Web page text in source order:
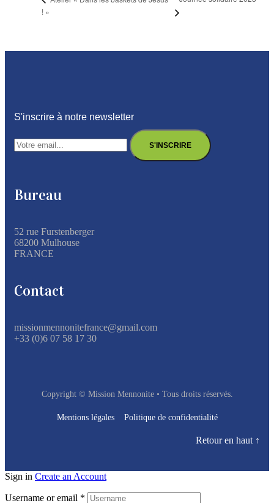
! »
S'inscrire à notre newsletter
Bureau
52 rue Furstenberger
68200 Mulhouse
FRANCE
Contact
missionmennonitefrance@gmail.com
+33 (0)6 07 58 17 30
Copyright © Mission Mennonite • Tous droits réservés.
Mentions légales Politique de confidentialité
Retour en haut ↑
Sign in Create an Account
Username or email *